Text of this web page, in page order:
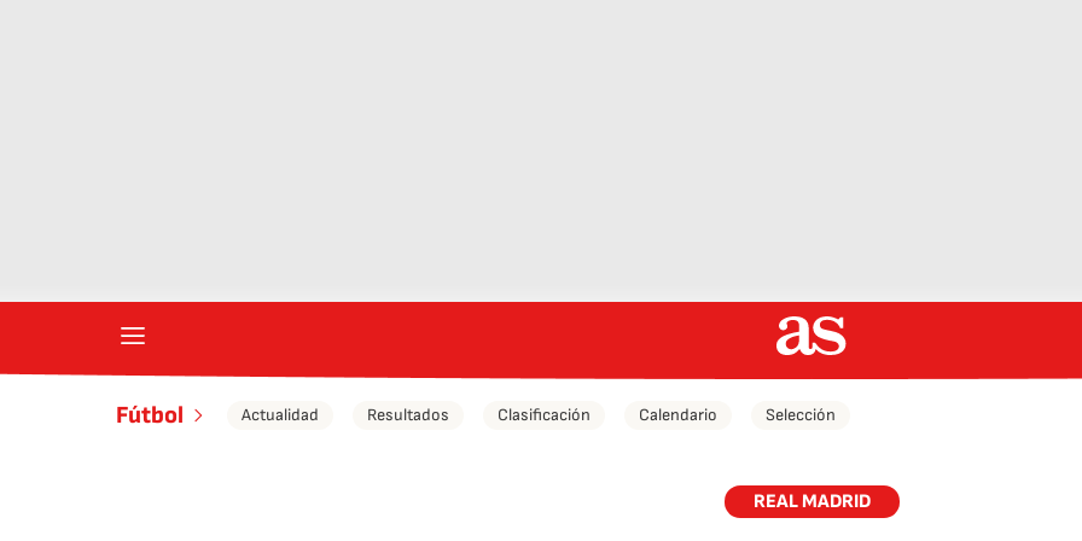
Fútbol Actualidad Resultados Clasificación Calendario Selección
REAL MADRID